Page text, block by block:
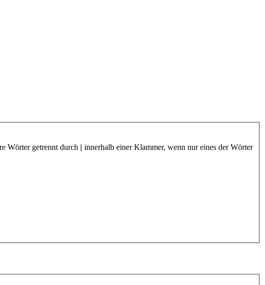
Wörter getrennt durch | innerhalb einer Klammer, wenn nur eines der Wörter